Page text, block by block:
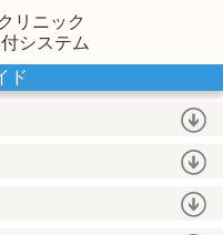
リニック
システム
ド